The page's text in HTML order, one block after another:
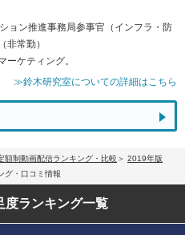
ョン推進事務局参事官（インフラ・防
非常勤）
ーケティング。
≫鈴木研究室についての詳細はこちら
額制動画配信ランキング・比較
2019年版
グ・口コミ情報
度ランキング一覧